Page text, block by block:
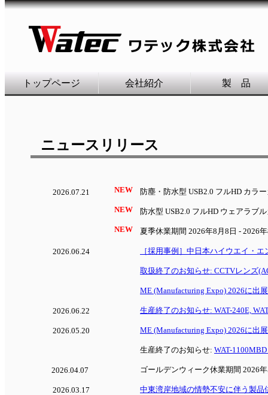
トップページ 会社紹介 製 品
ニュースリリース
2026.07.21 NEW
防塵・防水型 USB2.0 フルHD カラ
NEW
防水型 USB2.0 フルHD ウェアラブ
NEW
夏季休業期間 2026年8月8日 - 2026
2026.06.24 ［採用事例］中日本ハイウエイ・
取扱終了のお知らせ: CCTVレンズ
ME (Manufacturing Expo) 2026に出
2026.06.22 生産終了のお知らせ: WAT-240E,
2026.05.20 ME (Manufacturing Expo) 2026に出
生産終了のお知らせ: WAT-1100MBD
2026.04.07 ゴールデンウィーク休業期間 2026
2026.03.17 中東湾岸地域の情勢不安に伴う製品